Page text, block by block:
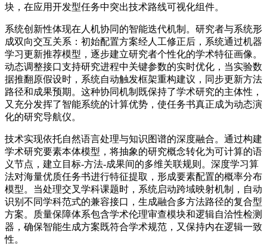
块，在应用开发型任务中突出技术路线可视化组件。
系统创新性体现在人机协同的智能迭代机制。研究者与系统形
成双向交互关系：初始配置方案经人工修正后，系统通过机器
学习更新推荐模型，逐步建立研究者个性化的学术特征画像。
动态调整接口支持研究进程中关键参数的实时优化，当实验数
据推翻原假设时，系统自动触发框架重构建议，同步更新方法
路径和成果预期。这种协同机制既保持了学术研究的主体性，
又充分发挥了智能系统的计算优势，使任务书真正成为动态演
化的研究导航仪。
技术实现依托自然语言处理与知识图谱的深度融合。通过构建
学术研究要素本体模型，将抽象的研究概念转化为可计算的语
义节点，建立目标-方法-成果间的多维关联规则。深度学习算
法对海量优质任务书进行特征提取，形成要素配置的概率分布
模型。当处理交叉学科课题时，系统启动跨域映射机制，自动
识别不同学科范式的兼容接口，生成融合多方法路径的复合型
方案。质量保障体系包含学术伦理审查模块和逻辑自洽性检测
器，确保智能生成方案既符合学术规范，又保持内在逻辑一致
性。